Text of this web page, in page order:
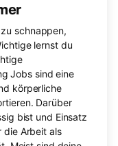
schnappen,
lernst du
Jobs sind eine
körperliche
Darüber
bist und Einsatz
die Arbeit als